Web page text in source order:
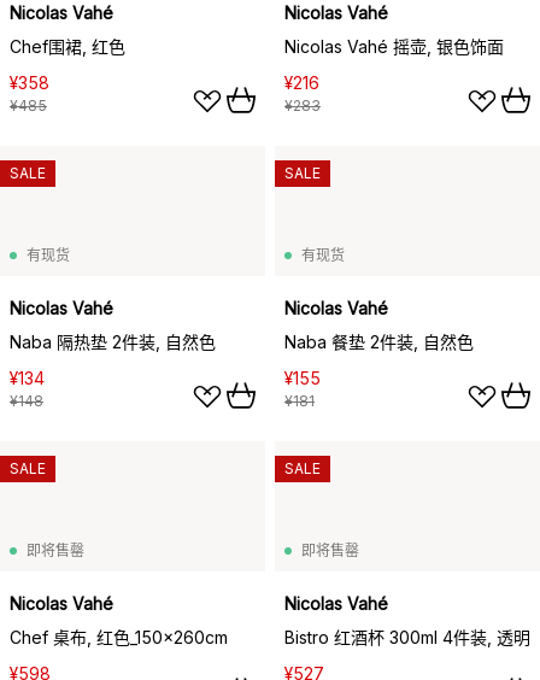
Nicolas Vahé
Chef围裙, 红色
¥358
¥485
Nicolas Vahé
Nicolas Vahé 摇壶, 银色饰面
¥216
¥283
有现货
Nicolas Vahé
Naba 隔热垫 2件装, 自然色
¥134
¥148
SALE
有现货
Nicolas Vahé
Naba 餐垫 2件装, 自然色
¥155
¥181
SALE
即将售罄
Nicolas Vahé
Chef 桌布, 红色_150x260cm
¥598
SALE
即将售罄
Nicolas Vahé
Bistro 红酒杯 300ml 4件装, 透明
¥527
SALE